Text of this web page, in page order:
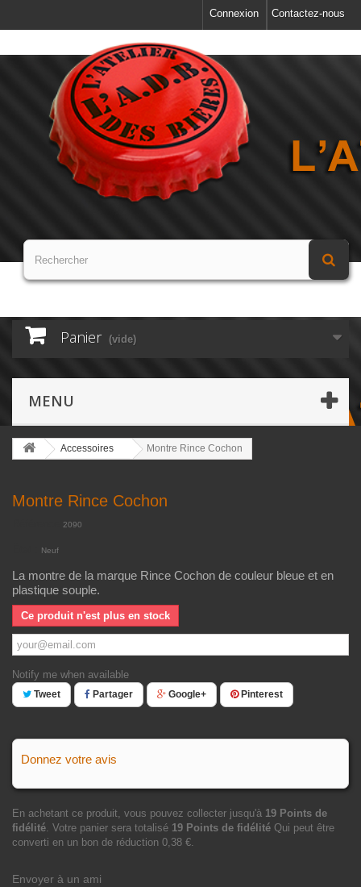
Contactez-nous
Connexion
Panier (vide)
MENU
Accessoires Montre Rince Cochon
Montre Rince Cochon
2090
Neuf
La montre de la marque Rince Cochon de couleur bleue et en
plastique souple.
Ce produit n'est plus en stock
Notify me when available
Tweet Partager Google+ Pinterest
Donnez votre avis
En achetant ce produit, vous pouvez collecter jusqu'à 19 Points de
fidélité. Votre panier sera totalisé 19 Points de fidélité Qui peut être
converti en un bon de réduction 0,38 €.
Envoyer à un ami